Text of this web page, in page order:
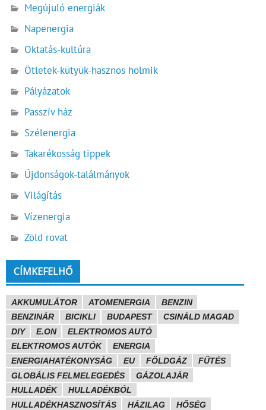
Megújuló energiák
Napenergia
Oktatás-kultúra
Ötletek-kütyük-hasznos holmik
Pályázatok
Passzív ház
Szélenergia
Takarékosság tippek
Újdonságok-találmányok
Világítás
Vízenergia
Zöld rovat
CÍMKEFELHŐ
AKKUMULÁTOR ATOMENERGIA
BENZIN
BENZINÁR
BICIKLI BUDAPEST
CSINÁLD MAGAD
DIY
E.ON
ELEKTROMOS AUTÓ
ELEKTROMOS AUTÓK
ENERGIA
ENERGIAHATÉKONYSÁG
EU FÖLDGÁZ
FŰTÉS
GLOBÁLIS FELMELEGEDÉS
GÁZOLAJÁR
HULLADÉK
HULLADÉKBÓL
HULLADÉKHASZNOSÍTÁS
HÁZILAG
HŐSÉG